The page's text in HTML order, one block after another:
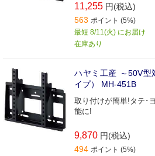
11,255 円(税込)
563 ポイント (5%)
最短 8/11(火) にお届け
在庫あり
ハヤミ工産 ～50V型
イプ） MH-451B
取り付けが簡単!タテ･
能に!
9,870 円(税込)
494 ポイント (5%)